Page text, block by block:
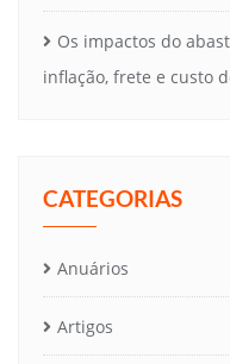
Os impactos do
inflação, frete e custo
CATEGORIAS
Anuários
Artigos